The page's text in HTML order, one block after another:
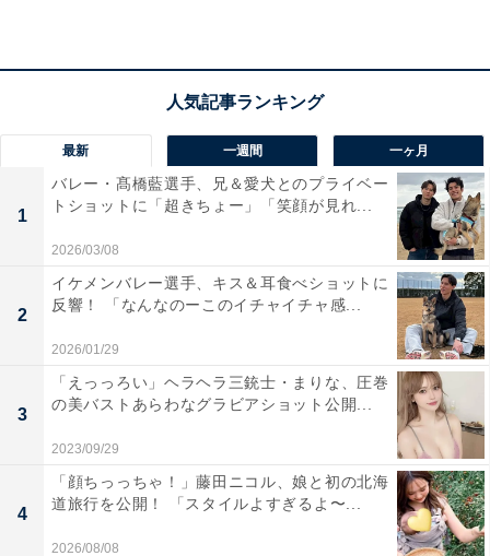
最新 一週間 一ヶ月
1
バレー・髙橋藍選手、兄＆愛犬とのプライベー
トショットに「超きちょー」「笑顔が見れ...
2026/03/08
2
イケメンバレー選手、キス＆耳食べショットに
反響！ 「なんなのーこのイチャイチャ感...
2026/01/29
3
「えっっろい」ヘラヘラ三銃士・まりな、圧巻
の美バストあらわなグラビアショット公開...
2023/09/29
4
「顔ちっっちゃ！」藤田ニコル、娘と初の北海
道旅行を公開！ 「スタイルよすぎるよ〜...
2026/08/08